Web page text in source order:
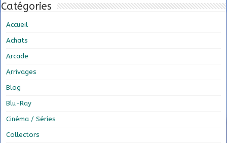
Catégories
Accueil
Achats
Arcade
Arrivages
Blog
Blu-Ray
Cinéma / Séries
Collectors